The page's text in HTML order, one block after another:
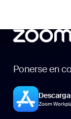
Ponerse en
Zoom